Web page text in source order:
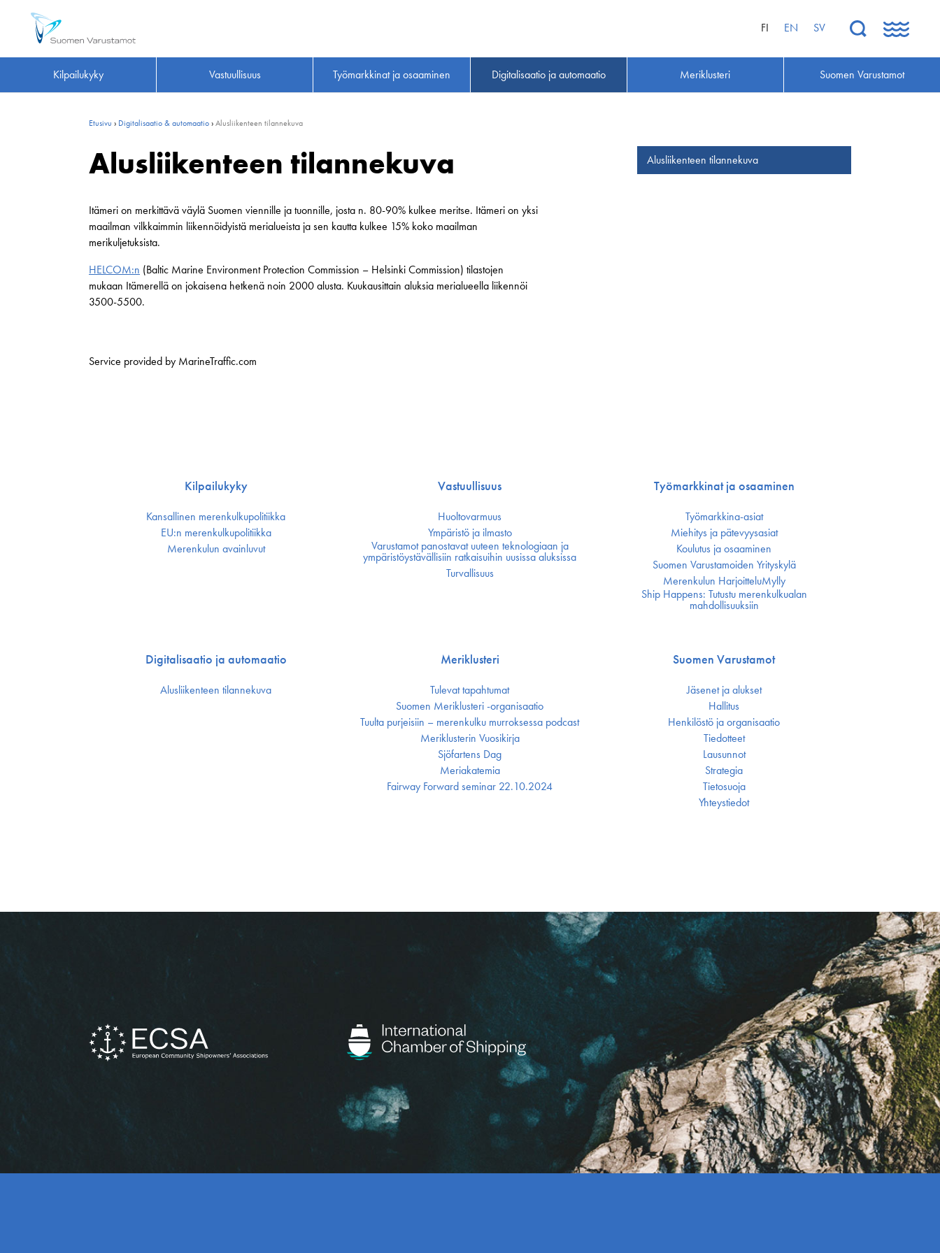
FI EN SV
Kilpailukyky Vastuullisuus Työmarkkinat ja osaaminen Digitalisaatio ja automaatio Meriklusteri Suomen Varustamot
Etusivu › Digitalisaatio & automaatio›Alusliikenteen tilannekuva
Alusliikenteen tilannekuva
Itämeri on merkittävä väylä Suomen viennille ja tuonnille, josta n. 80-90% kulkee meritse. Itämeri on yksi
maailman vilkkaimmin liikennöidyistä merialueista ja sen kautta kulkee 15% koko maailman
merikuljetuksista.
HELCOM:n (Baltic Marine Environment Protection Commission – Helsinki Commission) tilastojen
mukaan Itämerellä on jokaisena hetkenä noin 2000 alusta. Kuukausittain aluksia merialueella liikennöi
3500-5500.
Service provided by MarineTraffic.com
Alusliikenteen tilannekuva
Kilpailukyky
Kansallinen merenkulku­politiikka
EU:n merenkulku­politiikka
Merenkulun avainluvut
Vastuullisuus
Huoltovarmuus
Ympäristö ja ilmasto
Varustamot panostavat uuteen teknologiaan ja
ympäristöystävällisiin ratkaisuihin uusissa aluksissa
Turvallisuus
Työmarkkinat ja osaaminen
Työmarkkina-asiat
Miehitys ja pätevyys­asiat
Koulutus ja osaaminen
Suomen Varustamoiden Yrityskylä
Merenkulun HarjoitteluMylly
Ship Happens: Tutustu merenkulkualan
mahdollisuuksiin
Digitalisaatio ja automaatio
Alusliikenteen tilannekuva
Meriklusteri
Tulevat tapahtumat
Suomen Meriklusteri -organisaatio
Tuulta purjeisiin – merenkulku murroksessa podcast
Meriklusterin Vuosikirja
Sjöfartens Dag
Meriakatemia
Fairway Forward seminar 22.10.2024
Suomen Varustamot
Jäsenet ja alukset
Hallitus
Henkilöstö ja organisaatio
Tiedotteet
Lausunnot
Strategia
Tietosuoja
Yhteystiedot